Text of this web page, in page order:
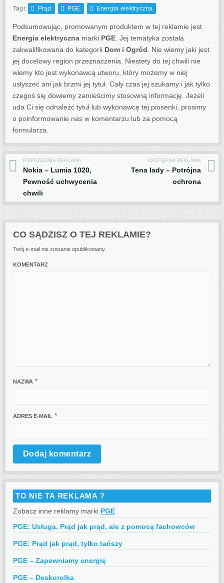
Tagi: Prąd PGE Energia elektryczna
Podsumowując, promowanym produktem w tej reklamie jest
Energia elektryczna marki PGE . Jej tematyka została
zakwalifikowana do kategorii Dom i Ogród . Nie wiemy jaki jest
jej docelowy region przeznaczenia. Niestety do tej chwili nie
wiemy kto jest wykonawcą utworu, który możemy w niej
usłyszeć ani jak brzmi jej tytuł. Cały czas jej szukamy i jak tylko
czegoś się dowiemy zamieścimy stosowną informację. Jeżeli
uda Ci się odnaleźć tytuł lub wykonawcę tej piosenki, prosimy
o poinformowanie nas w komentarzu lub za pomocą
formularza.
Post navigation
POPRZEDNIA REKLAMA
Nokia – Lumia 1020,
Pewność uchwycenia
chwili
NASTĘPNA REKLAMA
Tena lady – Potrójna
ochrona
CO SĄDZISZ O TEJ REKLAMIE?
Twój e-mail nie zostanie opublikowany.
KOMENTARZ
NAZWA *
ADRES E-MAIL *
TO NIE TA REKLAMA ?
Zobacz inne reklamy marki PGE
PGE: Usługa, Prąd jak prąd, ale z pomocą fachowców
PGE: Prąd jak prąd, tylko tańszy
PGE – Zapewniamy energię
PGE – Deskorolka